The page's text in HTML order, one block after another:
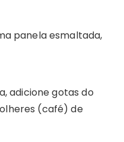
panela esmaltada,
adicione gotas do
(café) de